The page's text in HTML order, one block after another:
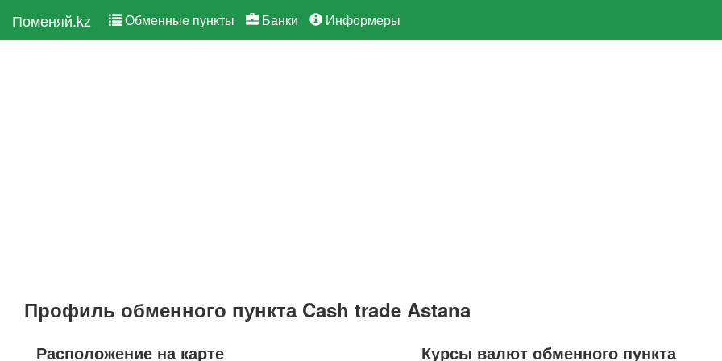
Поменяй.kz Обменные пункты Банки Информеры
Профиль обменного пункта Cash trade Astana
Расположение на карте Курсы валют обменного пункта